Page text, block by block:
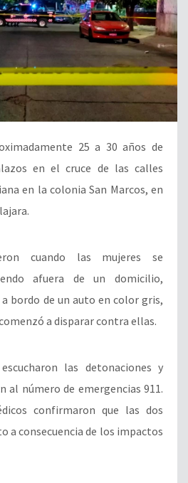
25 a 30 años de
en el cruce de las calles
en la colonia San Marcos, en
cuando las mujeres se
afuera de un domicilio,
bordo de un auto en color gris,
a disparar contra ellas.
las detonaciones y
al número de emergencias 911.
confirmaron que las dos
a consecuencia de los impactos